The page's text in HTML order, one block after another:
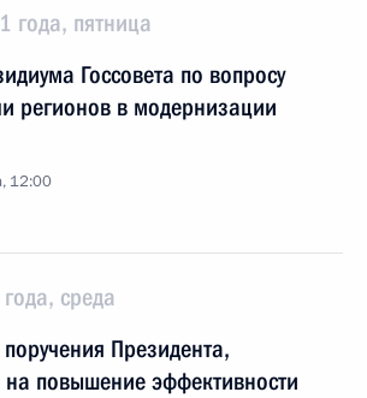
года, пятница
Госсовета по вопросу
регионов в модернизации
12:00
среда
Президента,
на повышение эффективности